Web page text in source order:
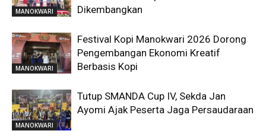
MANOKWARI
Dikembangkan
MANOKWARI
Festival Kopi Manokwari 2026 Dorong
Pengembangan Ekonomi Kreatif
Berbasis Kopi
MANOKWARI
Tutup SMANDA Cup IV, Sekda Jan
Ayomi Ajak Peserta Jaga Persaudaraan